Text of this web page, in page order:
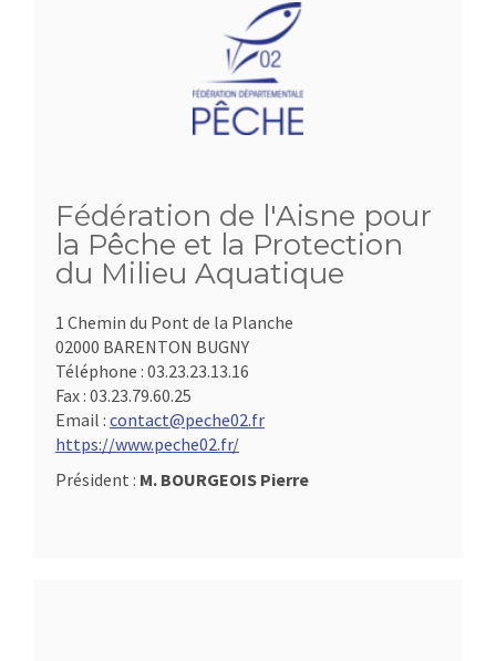
Fédération de l'Aisne pour
la Pêche et la Protection
du Milieu Aquatique
1 Chemin du Pont de la Planche
02000 BARENTON BUGNY
Téléphone : 03.23.23.13.16
Fax : 03.23.79.60.25
Email : contact@peche02.fr
https://www.peche02.fr/
Président : M. BOURGEOIS Pierre